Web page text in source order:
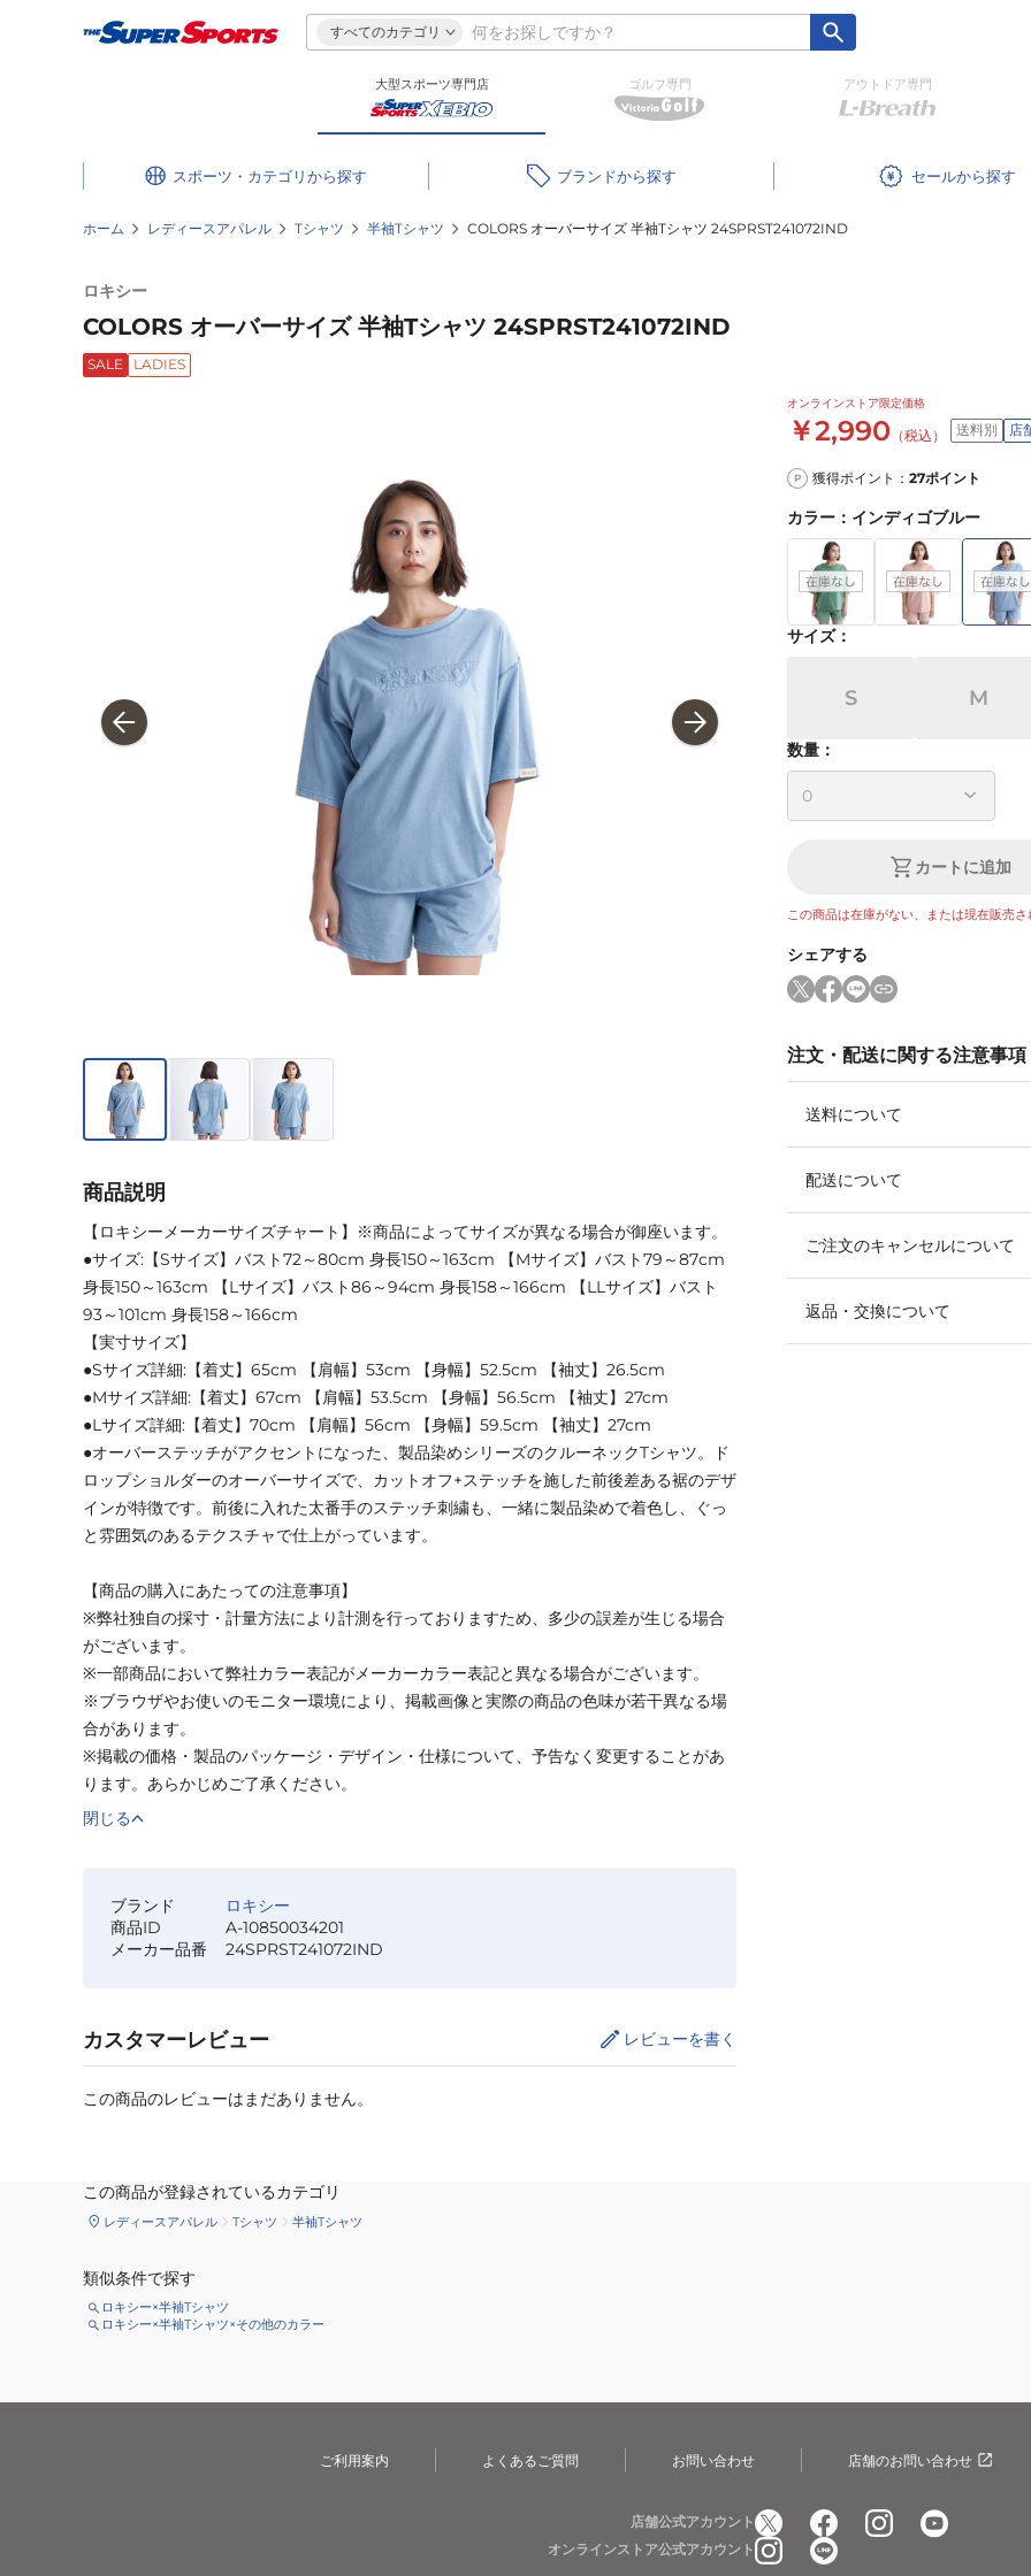
すべてのカテゴリ
大型スポーツ専門店 ゴルフ専門 アウトドア専門
スポーツ・カテゴリ ブランド セール
ホーム レディースアパレル Tシャツ 半袖Tシャツ COLORS オーバーサイズ 半袖Tシャツ 24SPRST241072IND
ロキシー
COLORS オーバーサイズ 半袖Tシャツ 24SPRST241072IND
SALE LADIES
オンラインストア限定価格
￥2,990 （税込） 送料別 店
P 獲得ポイント： 27ポイント
カラー ： インディゴブルー
サイズ：
S M
数量：
カートに追加
この商品は在庫がない、または現在販売さ
シェアする
注文・配送に関する注意事項
送料について
配送について
ご注文のキャンセルについて
返品・交換について
商品説明
【ロキシーメーカーサイズチャート】※商品によってサイズが異なる場合が御座います。
●サイズ:【Sサイズ】バスト72～80cm 身長150～163cm 【Mサイズ】バスト79～87cm
身長150～163cm 【Lサイズ】バスト86～94cm 身長158～166cm 【LLサイズ】バスト
93～101cm 身長158～166cm
【実寸サイズ】
●Sサイズ詳細:【着丈】65cm 【肩幅】53cm 【身幅】52.5cm 【袖丈】26.5cm
●Mサイズ詳細:【着丈】67cm 【肩幅】53.5cm 【身幅】56.5cm 【袖丈】27cm
●Lサイズ詳細:【着丈】70cm 【肩幅】56cm 【身幅】59.5cm 【袖丈】27cm
●オーバーステッチがアクセントになった、製品染めシリーズのクルーネックTシャツ。ド
ロップショルダーのオーバーサイズで、カットオフ+ステッチを施した前後差ある裾のデザ
インが特徴です。前後に入れた太番手のステッチ刺繍も、一緒に製品染めで着色し、ぐっ
と雰囲気のあるテクスチャで仕上がっています。
【商品の購入にあたっての注意事項】
※弊社独自の採寸・計量方法により計測を行っておりますため、多少の誤差が生じる場合
がございます。
※一部商品において弊社カラー表記がメーカーカラー表記と異なる場合がございます。
※ブラウザやお使いのモニター環境により、掲載画像と実際の商品の色味が若干異なる場
合があります。
※掲載の価格・製品のパッケージ・デザイン・仕様について、予告なく変更することがあ
ります。あらかじめご了承ください。
閉じる
ブランド
ロキシー
商品ID
A-10850034201
メーカー品番
24SPRST241072IND
カスタマーレビュー レビューを書く
この商品のレビューはまだありません。
この商品が登録されているカテゴリ
レディースアパレル Tシャツ 半袖Tシャツ
類似条件で探す
ロキシー×半袖Tシャツ
ロキシー×半袖Tシャツ×その他のカラー
ご利用案内 よくあるご質問 お問い合わせ 店舗のお問い合わせ
店舗公式アカウント
オンラインストア公式アカウント